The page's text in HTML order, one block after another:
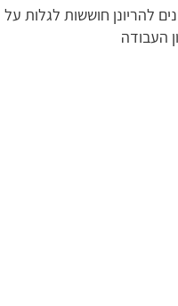
להריונן חוששות לגלות על
העבודה